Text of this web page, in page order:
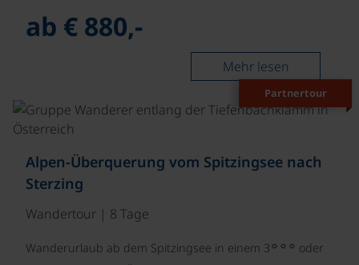
ab € 880,-
Mehr lesen
©
Partnertour
Alpen-Überquerung vom Spitzingsee nach
Sterzing
Wandertour | 8 Tage
Wanderurlaub ab dem Spitzingsee in einem 3☼☼☼ oder